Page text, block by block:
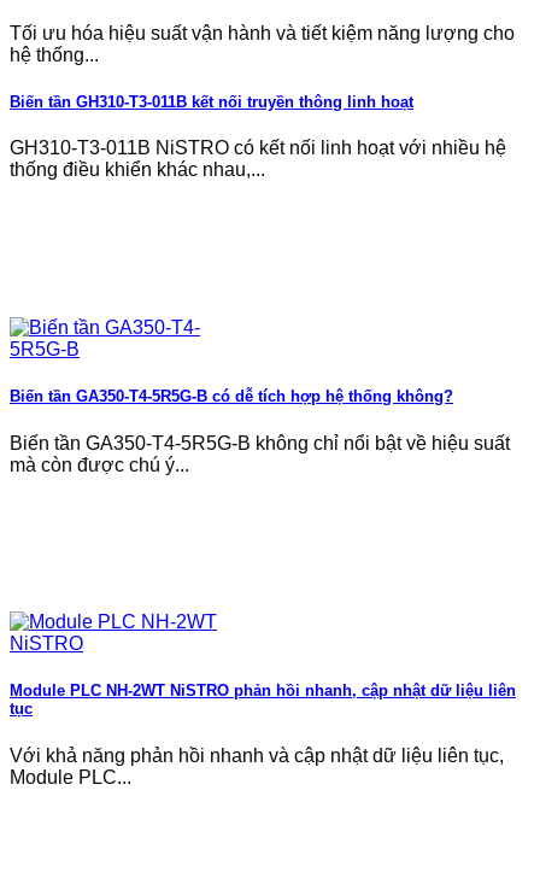
Tối ưu hóa hiệu suất vận hành và tiết kiệm năng lượng cho
hệ thống...
Biến tần GH310-T3-011B kết nối truyền thông linh hoạt
GH310-T3-011B NiSTRO có kết nối linh hoạt với nhiều hệ
thống điều khiển khác nhau,...
Biến tần GA350-T4-5R5G-B có dễ tích hợp hệ thống không?
Biến tần GA350-T4-5R5G-B không chỉ nổi bật về hiệu suất
mà còn được chú ý...
Module PLC NH-2WT NiSTRO phản hồi nhanh, cập nhật dữ liệu liên
tục
Với khả năng phản hồi nhanh và cập nhật dữ liệu liên tục,
Module PLC...